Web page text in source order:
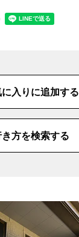
入りに追加する
方を検索する